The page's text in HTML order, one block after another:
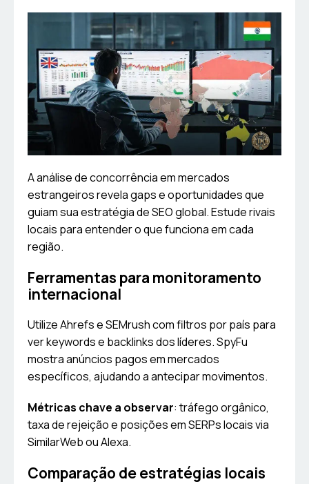
A análise de concorrência em mercados
estrangeiros revela gaps e oportunidades que
guiam sua estratégia de SEO global. Estude rivais
locais para entender o que funciona em cada
região.
Ferramentas para monitoramento
internacional
Utilize Ahrefs e SEMrush com filtros por país para
ver keywords e backlinks dos líderes. SpyFu
mostra anúncios pagos em mercados
específicos, ajudando a antecipar movimentos.
Métricas chave a observar: tráfego orgânico,
taxa de rejeição e posições em SERPs locais via
SimilarWeb ou Alexa.
Comparação de estratégias locais